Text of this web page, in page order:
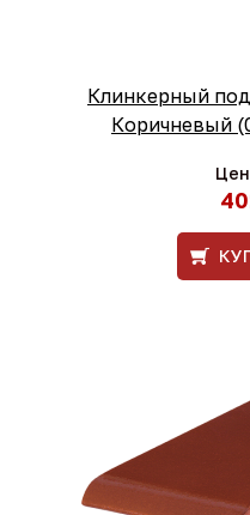
Клинкерный
Коричневый